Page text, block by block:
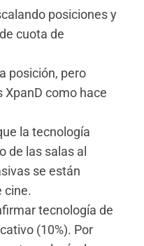
posiciones y
cuota de
posición, pero
XpanD como hace
la tecnología
de las salas al
se están
cine.
tecnología de
(10%). Por